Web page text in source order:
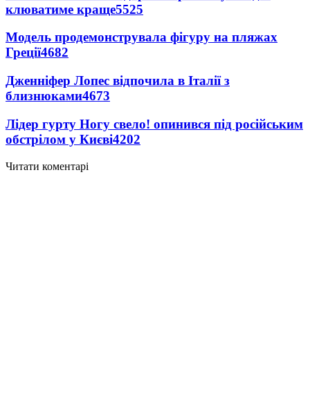
клюватиме краще5525
Модель продемонструвала фігуру на пляжах
Греції4682
Дженніфер Лопес відпочила в Італії з
близнюками4673
Лідер гурту Ногу свело! опинився під російським
обстрілом у Києві4202
Читати коментарі